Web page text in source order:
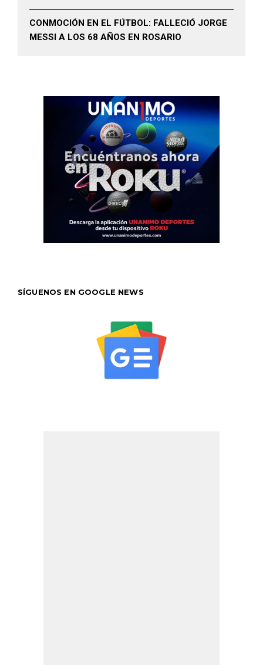
CONMOCIÓN EN EL FÚTBOL: FALLECIÓ JORGE
MESSI A LOS 68 AÑOS EN ROSARIO
SÍGUENOS EN GOOGLE NEWS